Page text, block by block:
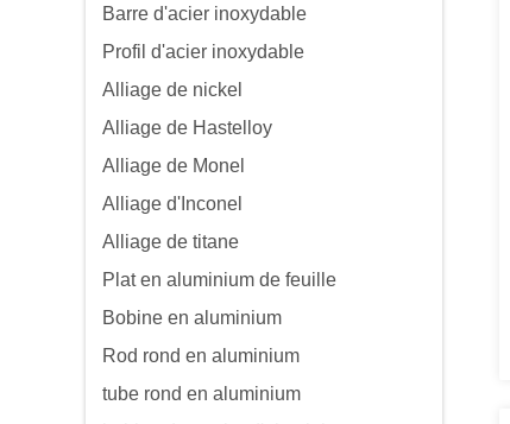
Barre d'acier inoxydable
Profil d'acier inoxydable
Alliage de nickel
Alliage de Hastelloy
Alliage de Monel
Alliage d'Inconel
Alliage de titane
Plat en aluminium de feuille
Bobine en aluminium
Rod rond en aluminium
tube rond en aluminium